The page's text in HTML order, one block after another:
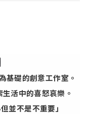
礎的創意工作室。
活中的喜怒哀樂。
並不是不重要」